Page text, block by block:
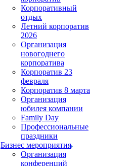
Корпоративный
отдых
Летний корпоратив
2026
Организация
новогоднего
корпоратива
Корпоратив 23
февраля
Корпоратив 8 марта
Организация
юбилея компании
Family Day
Профессиональные
праздники
Бизнес мероприятия
Организация
конференций